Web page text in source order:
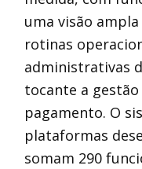
uma visão
rotinas
administrativas
tocante a gestão
pagamento. O
plataformas
somam 290